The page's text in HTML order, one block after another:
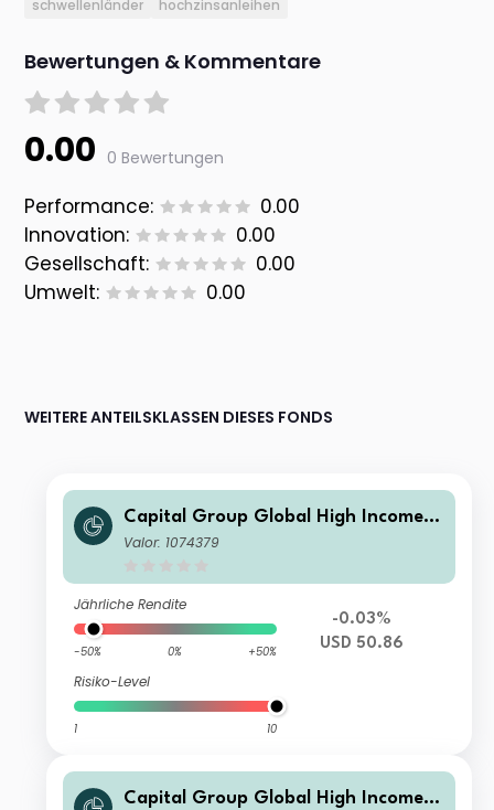
schwellenländer hochzinsanleihen
Bewertungen & Kommentare
0.00 0 Bewertungen
Performance:
0.00
Innovation:
0.00
Gesellschaft:
0.00
Umwelt:
0.00
WEITERE ANTEILSKLASSEN DIESES FONDS
Capital Group Global High Income
Opportunities (LUX) B
Valor: 1074379
Jährliche Rendite
-50% 0% +50%
Risiko-Level
1 10
-0.03%
USD 50.86
Capital Group Global High Income